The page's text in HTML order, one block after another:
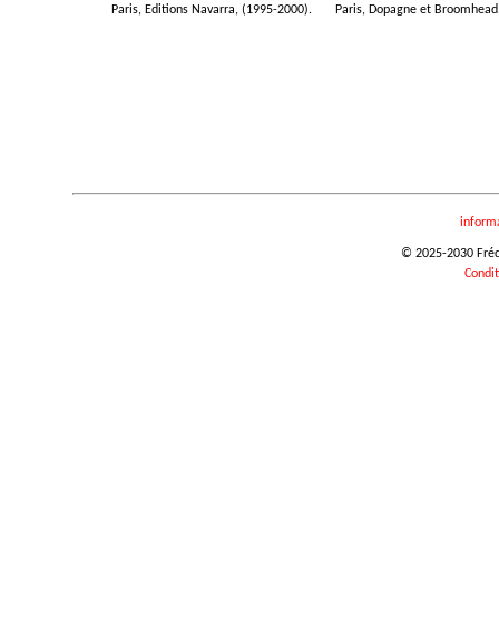
Paris, Editions Navarra, (1995-2000). Paris, Dopagne et
© 2025-2030